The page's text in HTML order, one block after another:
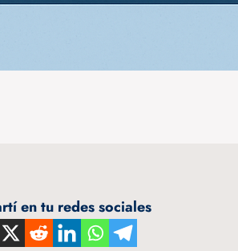
en tu redes sociales